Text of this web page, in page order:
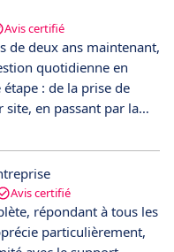
Avis certifié
de deux ans maintenant,
quotidienne en
: de la prise de
en passant par la
mobiles
encore cette
je trouve ces
Avis certifié
répondant à tous les
particulièrement,